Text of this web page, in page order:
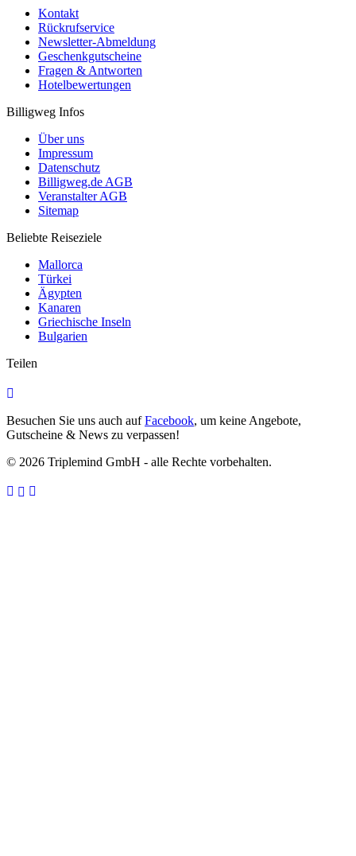
Kontakt
Rückrufservice
Newsletter-Abmeldung
Geschenkgutscheine
Fragen & Antworten
Hotelbewertungen
Billigweg Infos
Über uns
Impressum
Datenschutz
Billigweg.de AGB
Veranstalter AGB
Sitemap
Beliebte Reiseziele
Mallorca
Türkei
Ägypten
Kanaren
Griechische Inseln
Bulgarien
Teilen
Besuchen Sie uns auch aufFacebook, um keine Angebote,
Gutscheine & News zu verpassen!
© 2026 Triplemind GmbH - alle Rechte vorbehalten.